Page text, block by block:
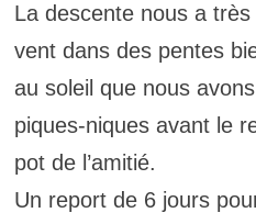
La descente nous a très
vent dans des pentes
au soleil que nous
piques-niques avant le
pot de l’amitié.
Un report de 6 jours